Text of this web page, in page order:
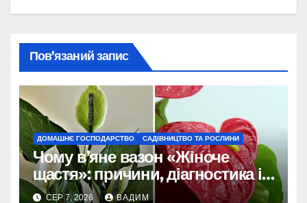
Пов’язаний запис
ДОМАШНЄ ГОСПОДАРСТВО САДІВНИЦТВО ТА РОСЛИНИ
Чому в’яне вазон «Жіноче
щастя»: причини, діагностика і
порятунок рослини
СЕР 7, 2026 ВАДИМ